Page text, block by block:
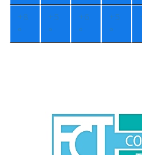
+8
°
+5
°
+6
°
+5
°